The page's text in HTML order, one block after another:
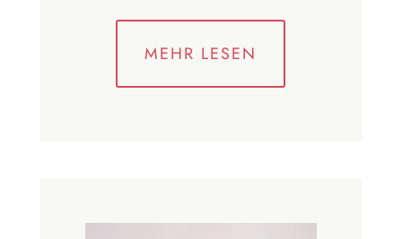
MEHR LESEN